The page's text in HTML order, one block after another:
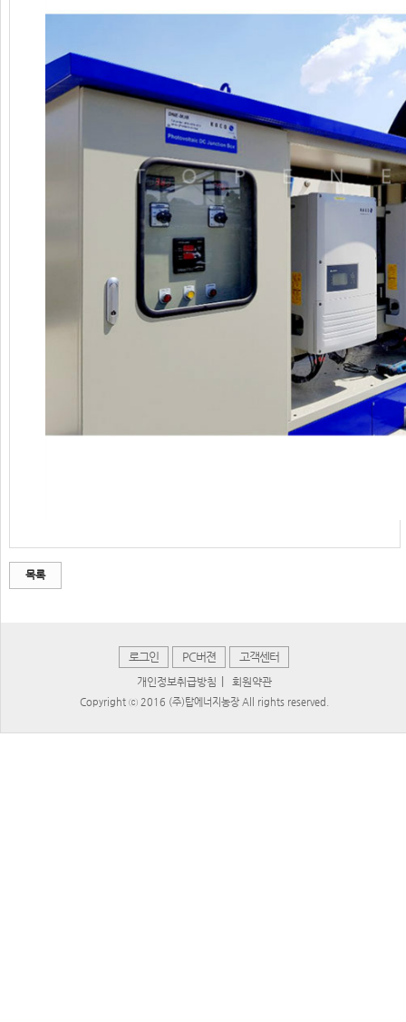
목록
로그인 PC버젼 고객센터
개인정보취급방침 회원약관
Copyright ⓒ 2016 (주)탑에너지농장 All rights reserved.